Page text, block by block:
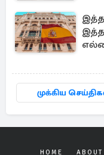
முக்கிய
HOME ABOUT